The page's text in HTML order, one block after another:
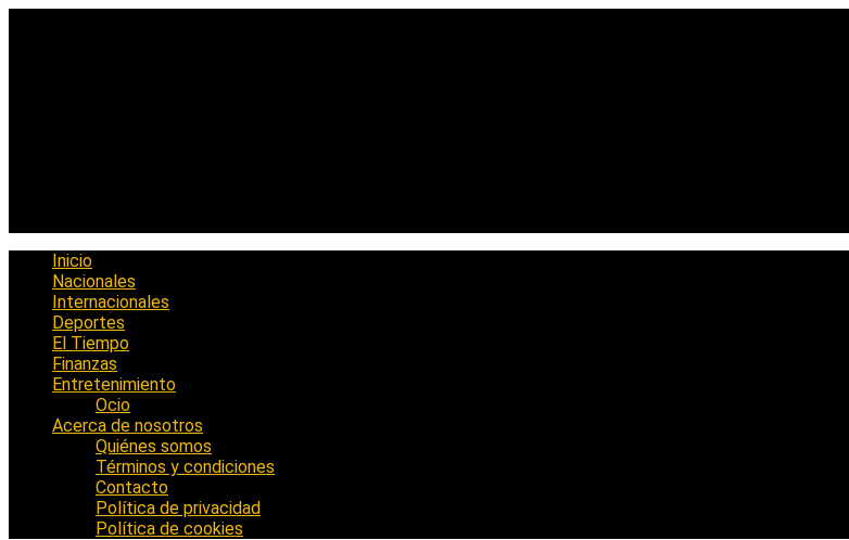
Inicio
Nacionales
Internacionales
Deportes
El Tiempo
Finanzas
Entretenimiento
Ocio
Acerca de nosotros
Quiénes somos
Términos y condiciones
Contacto
Política de privacidad
Política de cookies